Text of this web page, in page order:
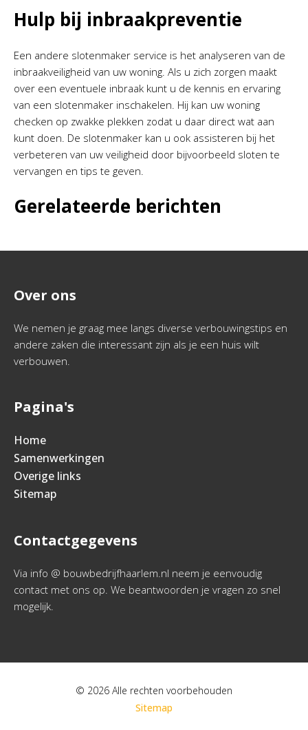
Hulp bij inbraakpreventie
Een andere slotenmaker service is het analyseren van de
inbraakveiligheid van uw woning. Als u zich zorgen maakt
over een eventuele inbraak kunt u de kennis en ervaring
van een slotenmaker inschakelen. Hij kan uw woning
checken op zwakke plekken zodat u daar direct wat aan
kunt doen. De slotenmaker kan u ook assisteren bij het
verbeteren van uw veiligheid door bijvoorbeeld sloten te
vervangen en tips te geven.
Gerelateerde berichten
Over ons
We nemen je graag mee langs diverse verbouwingstips en
andere zaken die interessant zijn als je een huis wilt
verbouwen.
Pagina's
Home
Samenwerkingen
Overige links
Sitemap
Contactgegevens
Via info @ bouwbedrijfhaarlem.nl neem je eenvoudig
contact met ons op. We beantwoorden je vragen zo snel
mogelijk.
© 2026 Alle rechten voorbehouden
Sitemap